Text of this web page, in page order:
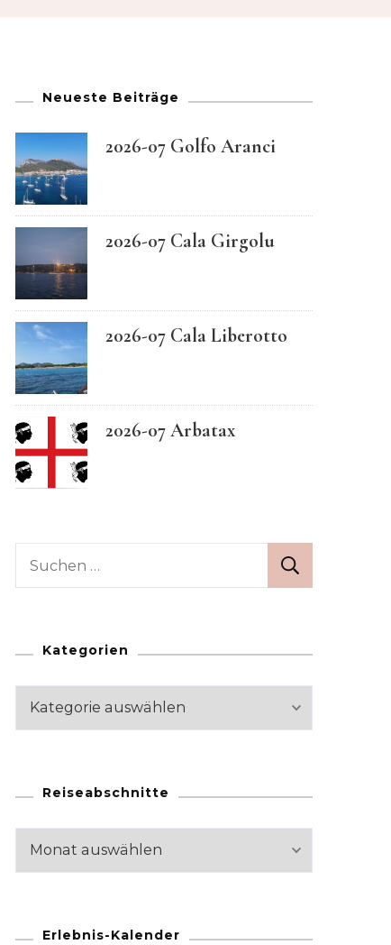
Maltese
Portuguese
Neueste Beiträge
2026-07 Golfo Aranci
2026-07 Cala Girgolu
2026-07 Cala Liberotto
2026-07 Arbatax
Suchen
Kategorien
Kategorien
Reiseabschnitte
Reiseabschnitte
Erlebnis-Kalender